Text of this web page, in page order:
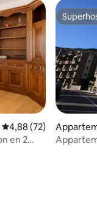
Gemiddelde
4,88 (72)
en 2